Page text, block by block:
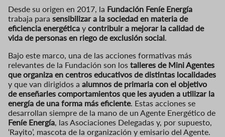
Desde su origen en 2017, la Fundación Feníe Energía
trabaja para sensibilizar a la sociedad en materia de
eficiencia energética y contribuir a mejorar la calidad de
vida de personas en riego de exclusión social
Bajo este marco, una de las acciones formativas más
relevantes de la Fundación son los talleres de Mini Agentes
que organiza en centros educativos de distintas localidades
y que van dirigidos a alumnos de primaria con el objetivo
de enseñarles comportamientos que les ayuden a utilizar la
energía de una forma más eficiente. Estas acciones se
desarrollan siempre de la mano de un Agente Energético de
Feníe Energía , las Asociaciones Delegadas y, por supuesto,
‘Rayito’, mascota de la organización y emisario del Agente.